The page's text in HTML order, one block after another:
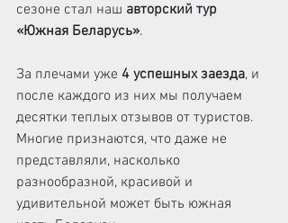
сезоне стал наш авторский тур
«Южная Беларусь».
За плечами уже 4 успешных заезда, и
после каждого из них мы получаем
десятки теплых отзывов от туристов.
Многие признаются, что даже не
представляли, насколько
разнообразной, красивой и
удивительной может быть южная